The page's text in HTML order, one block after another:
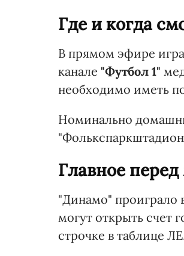
Где и когда
В прямом эфире
канале "Футбол 1"
необходимо иметь
Номинально
Главное
"Динамо" проиграло
могут открыть счет
строчке в таблице